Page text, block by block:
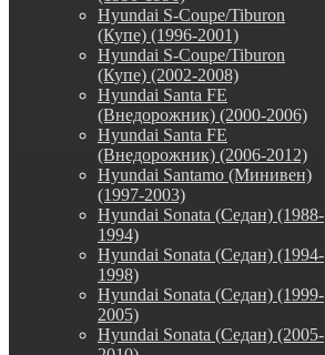
Hyundai S-Coupe/Tiburon
(Купе) (1996-2001)
Hyundai S-Coupe/Tiburon
(Купе) (2002-2008)
Hyundai Santa FE
(Внедорожник) (2000-2006)
Hyundai Santa FE
(Внедорожник) (2006-2012)
Hyundai Santamo (Минивен)
(1997-2003)
Hyundai Sonata (Седан) (1988-
1994)
Hyundai Sonata (Седан) (1994-
1998)
Hyundai Sonata (Седан) (1999-
2005)
Hyundai Sonata (Седан) (2005-